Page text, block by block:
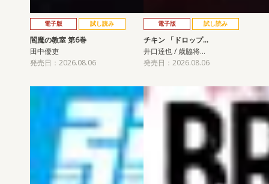
電子版 試し読み
閻魔の教室 第6巻
田中優吏
発売日：2026.08.06
電子版 試し読み
チキン 「ドロップ…
井口達也 / 歳脇将…
発売日：2026.08.06